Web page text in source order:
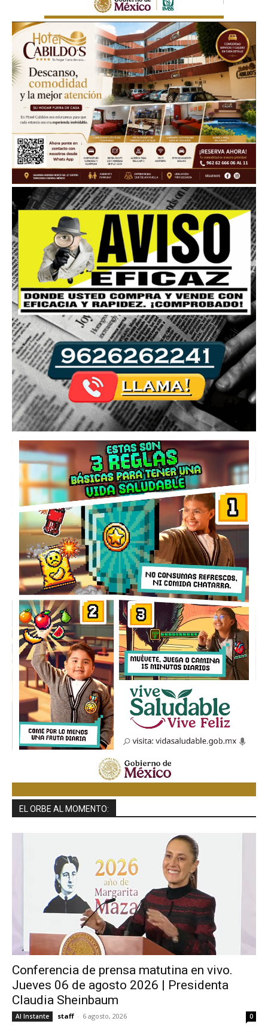
EL ORBE AL MOMENTO:
Conferencia de prensa matutina en vivo.
Jueves 06 de agosto 2026 | Presidenta
Claudia Sheinbaum
Al Instante staff - 6 agosto, 2026 0